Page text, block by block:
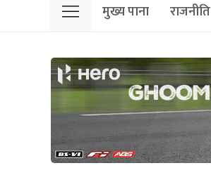
मुख्य पाना राजनीति